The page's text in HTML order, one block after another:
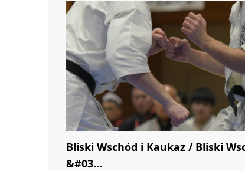
Bliski Wschód i Kaukaz / Bliski
&#03...